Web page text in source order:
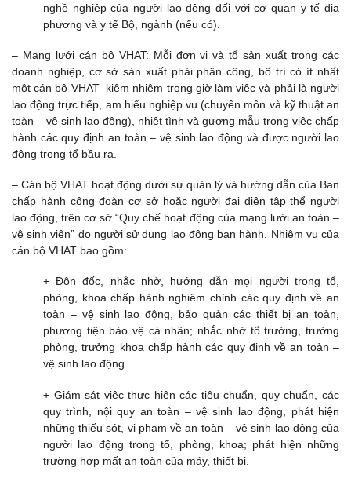
nghề nghiệp của người lao động đối với cơ quan y tế địa
phương và y tế Bộ, ngành (nếu có).
– Mạng lưới cán bộ VHAT: Mỗi đơn vị và tổ sản xuất trong các
doanh nghiệp, cơ sở sản xuất phải phân công, bố trí có ít nhất
một cán bộ VHAT kiêm nhiệm trong giờ làm việc và phải là người
lao động trực tiếp, am hiểu nghiệp vụ (chuyên môn và kỹ thuật an
toàn – vệ sinh lao động), nhiệt tình và gương mẫu trong việc chấp
hành các quy định an toàn – vệ sinh lao động và được người lao
động trong tổ bầu ra.
– Cán bộ VHAT hoạt động dưới sự quản lý và hướng dẫn của Ban
chấp hành công đoàn cơ sở hoặc người đại diện tập thể người
lao động, trên cơ sở “Quy chế hoạt động của mạng lưới an toàn –
vệ sinh viên” do người sử dụng lao động ban hành. Nhiệm vụ của
cán bộ VHAT bao gồm:
+ Đôn đốc, nhắc nhở, hướng dẫn mọi người trong tổ,
phòng, khoa chấp hành nghiêm chỉnh các quy định về an
toàn – vệ sinh lao động, bảo quản các thiết bị an toàn,
phương tiện bảo vệ cá nhân; nhắc nhở tổ trưởng, trưởng
phòng, trưởng khoa chấp hành các quy định về an toàn –
vệ sinh lao động.
+ Giám sát việc thực hiện các tiêu chuẩn, quy chuẩn, các
quy trình, nội quy an toàn – vệ sinh lao động, phát hiện
những thiếu sót, vi phạm về an toàn – vệ sinh lao động của
người lao động trong tổ, phòng, khoa; phát hiện những
trường hợp mất an toàn của máy, thiết bị.